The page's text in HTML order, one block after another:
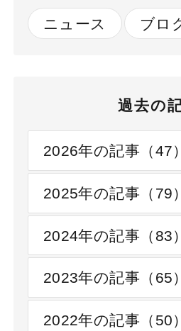
ニュース ブロ
過去の
2026年の記事（47）
2025年の記事（79）
2024年の記事（83）
2023年の記事（65）
2022年の記事（50）